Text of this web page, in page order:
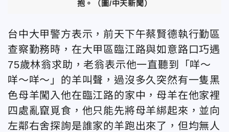
抱。（圖/中天新聞）
台中大甲警方表示，前天下午蔡賢德執行勤區
查察勤務時，在大甲區臨江路與如意路口巧遇
75歲林翁求助，老翁表示他一直聽到「咩～
咩～咩～」的羊叫聲，過沒多久突然有一隻黑
色母羊闖入他在臨江路的家中，母羊在他家裡
四處亂竄覓食，他只能先將母羊綁起來，並向
左鄰右舍探詢是誰家的羊跑出來了，但均無人